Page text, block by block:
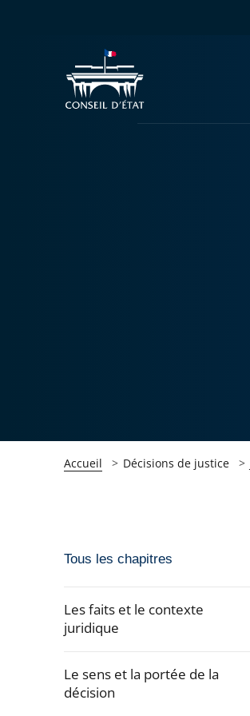
Accueil Décisions de justice
Passer
navigation
de
pour
arriver
Tous les chapitres
Les faits et le contexte
juridique
Le sens et la portée de la
décision